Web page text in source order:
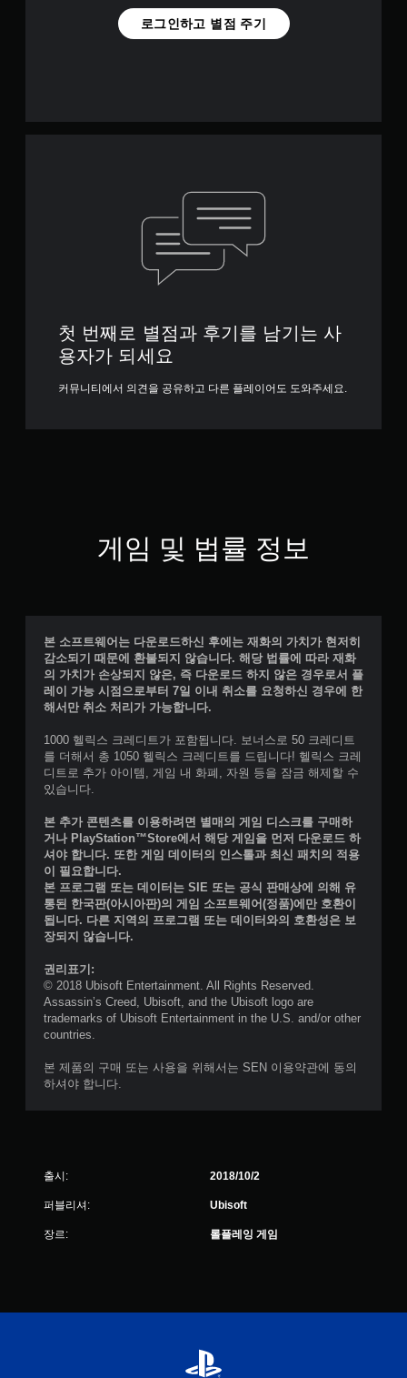
로그인하고 별점 주기
첫 번째로 별점과 후기를 남기는 사
용자가 되세요
커뮤니티에서 의견을 공유하고 다른 플레이어도 도와주세요.
게임 및 법률 정보
본 소프트웨어는 다운로드하신 후에는 재화의 가치가 현저히
감소되기 때문에 환불되지 않습니다. 해당 법률에 따라 재화
의 가치가 손상되지 않은, 즉 다운로드 하지 않은 경우로서 플
레이 가능 시점으로부터 7일 이내 취소를 요청하신 경우에 한
해서만 취소 처리가 가능합니다.
1000 헬릭스 크레디트가 포함됩니다. 보너스로 50 크레디트
를 더해서 총 1050 헬릭스 크레디트를 드립니다! 헬릭스 크레
디트로 추가 아이템, 게임 내 화폐, 자원 등을 잠금 해제할 수
있습니다.
본 추가 콘텐츠를 이용하려면 별매의 게임 디스크를 구매하
거나 PlayStation™Store에서 해당 게임을 먼저 다운로드 하
셔야 합니다. 또한 게임 데이터의 인스톨과 최신 패치의 적용
이 필요합니다.
본 프로그램 또는 데이터는 SIE 또는 공식 판매상에 의해 유
통된 한국판(아시아판)의 게임 소프트웨어(정품)에만 호환이
됩니다. 다른 지역의 프로그램 또는 데이터와의 호환성은 보
장되지 않습니다.
권리표기:
© 2018 Ubisoft Entertainment. All Rights Reserved.
Assassin’s Creed, Ubisoft, and the Ubisoft logo are
trademarks of Ubisoft Entertainment in the U.S. and/or other
countries.
본 제품의 구매 또는 사용을 위해서는 SEN 이용약관에 동의
하셔야 합니다.
출시: 2018/10/2
퍼블리셔: Ubisoft
장르: 롤플레잉 게임